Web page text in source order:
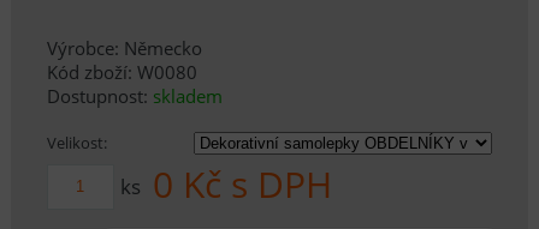
Výrobce: Německo
Kód zboží: W0080
Dostupnost: skladem
Velikost:
ks 0 Kč s DPH